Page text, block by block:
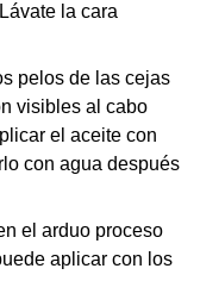
la cara
pelos de las cejas
visibles al cabo
el aceite con
con agua después
el arduo proceso
aplicar con los